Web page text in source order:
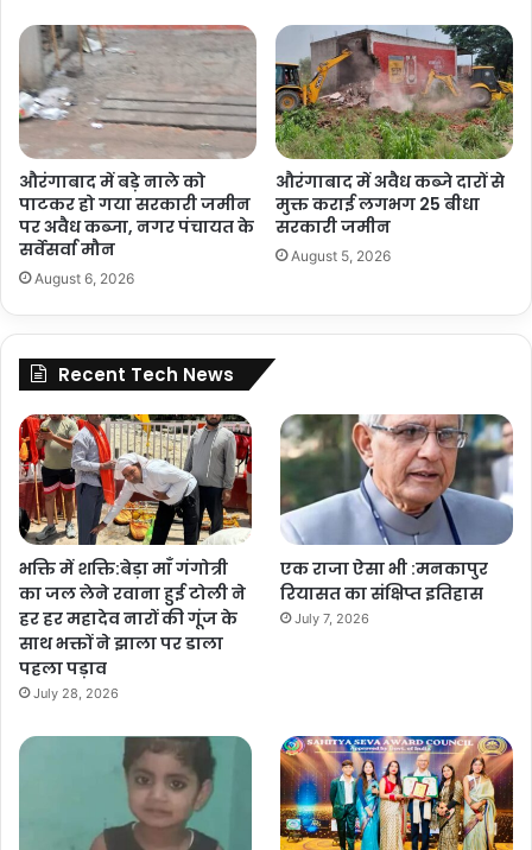
औरंगाबाद में बड़े नाले को
पाटकर हो गया सरकारी जमीन
पर अवैध कब्जा, नगर पंचायत के
सर्वेसर्वा मौन
August 6, 2026
औरंगाबाद में अवैध कब्जे दारों से
मुक्त कराई लगभग 25 बीधा
सरकारी जमीन
August 5, 2026
Recent Tech News
भक्ति में शक्ति:बेड़ा माँ गंगोत्री
का जल लेने रवाना हुई टोली ने
हर हर महादेव नारों की गूंज के
साथ भक्तों ने झाला पर डाला
पहला पड़ाव
July 28, 2026
एक राजा ऐसा भी :मनकापुर
रियासत का संक्षिप्त इतिहास
July 7, 2026